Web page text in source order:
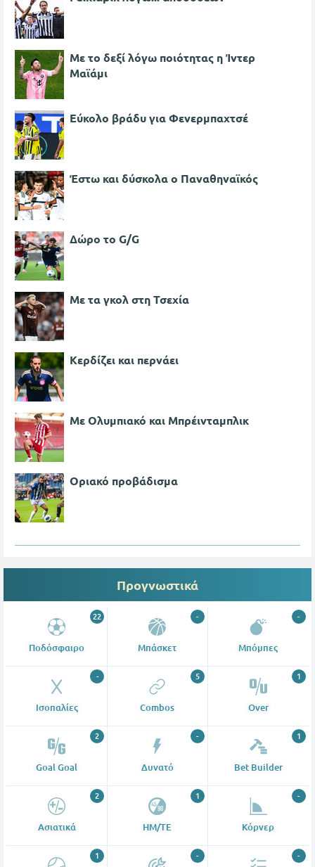
Με το δεξί λόγω ποιότητας η Ίντερ
Μαϊάμι
Εύκολο βράδυ για Φενερμπαχτσέ
Έστω και δύσκολα ο Παναθηναϊκός
Δώρο το G/G
Με τα γκολ στη Τσεχία
Κερδίζει και περνάει
Με Ολυμπιακό και Μπρέινταμπλικ
Οριακό προβάδισμα
Προγνωστικά
Ποδόσφαιρο
22
Μπάσκετ
-
Μπόμπες
-
Ισοπαλίες
-
Combos
5
Over
1
Goal Goal
2
Δυνατό
-
Bet Builder
1
Ασιατικά
2
ΗΜ/ΤΕ
1
Κόρνερ
-
1 - -